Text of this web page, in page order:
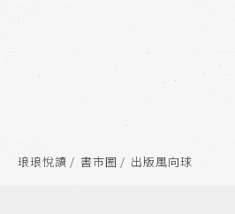
琅琅悅讀 書市圈 出版風向球